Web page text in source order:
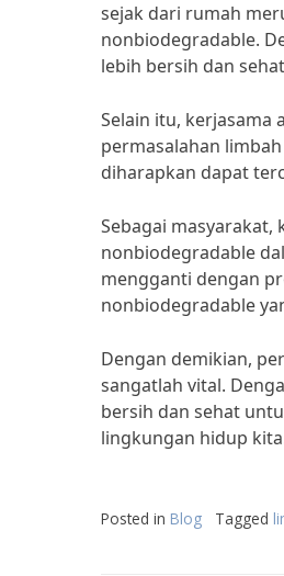
sejak dari rumah
nonbiodegradable.
lebih bersih dan
Selain itu, kerjasama
permasalahan
diharapkan dapat
Sebagai
nonbiodegradable
mengganti dengan
nonbiodegradable
Dengan demikian,
sangatlah vital.
bersih dan sehat
lingkungan hidup
Posted in Blog Tagged